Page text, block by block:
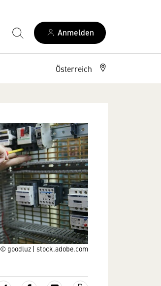
Anmelden
Österreich
© goodluz | stock.adobe.com